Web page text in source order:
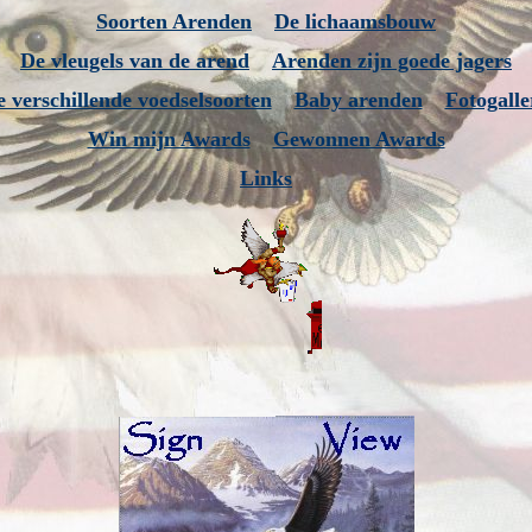
Soorten Arenden
De lichaamsbouw
De vleugels van de arend
Arenden zijn goede jagers
verschillende voedselsoorten
Baby arenden
Win mijn Awards
Gewonnen Awards
Links